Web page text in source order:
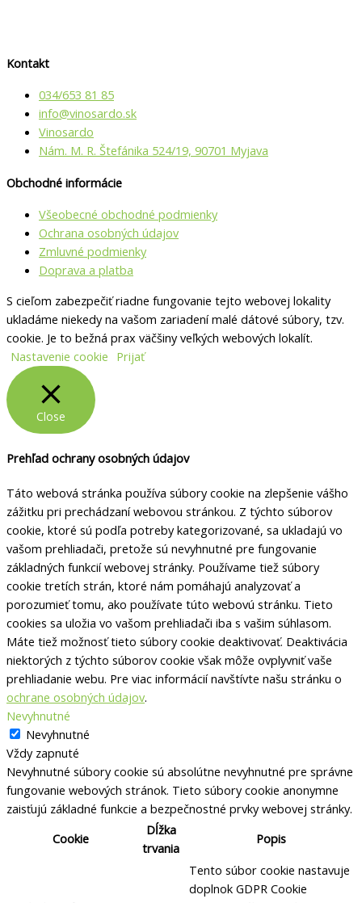
Kontakt
034/653 81 85
info@vino­sardo.sk
Vinosardo
Nám. M. R. Štefánika 524/19, 90701 Myjava
Obchodné informácie
Všeobecné obchodné podmienky
Ochrana osobných údajov
Zmluvné podmienky
Doprava a platba
S cieľom zabezpečiť riadne fungovanie tejto webovej lokality
ukladáme niekedy na vašom zariadení malé dátové súbory, tzv.
cookie. Je to bežná prax väčšiny veľkých webových lokalít.
Nastavenie cookie Prijať
Close
Prehľad ochrany osobných údajov
Táto webová stránka používa súbory cookie na zlepšenie vášho
zážitku pri prechádzaní webovou stránkou. Z týchto súborov
cookie, ktoré sú podľa potreby kategorizované, sa ukladajú vo
vašom prehliadači, pretože sú nevyhnutné pre fungovanie
základných funkcií webovej stránky. Používame tiež súbory
cookie tretích strán, ktoré nám pomáhajú analyzovať a
porozumieť tomu, ako používate túto webovú stránku. Tieto
cookies sa uložia vo vašom prehliadači iba s vašim súhlasom.
Máte tiež možnosť tieto súbory cookie deaktivovať. Deaktivácia
niektorých z týchto súborov cookie však môže ovplyvniť vaše
prehliadanie webu. Pre viac informácií navštívte našu stránku o
ochrane osobných údajov.
Nevyhnutné
Nevyhnutné
Vždy zapnuté
Nevyhnutné súbory cookie sú absolútne nevyhnutné pre správne
fungovanie webových stránok. Tieto súbory cookie anonymne
zaisťujú základné funkcie a bezpečnostné prvky webovej stránky.
Cookie
Dĺžka
trvania
Popis
Tento súbor cookie nastavuje
doplnok GDPR Cookie